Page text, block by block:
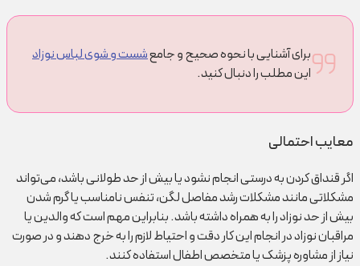
برای آشنایی با نحوه صحیح و جامعشست و شوی لباس نوزاد
این مطلب را دنبال کنید.
معایب احتمالی
اگر قنداق کردن به درستی انجام نشود یا بیش از حد طولانی باشد، می‌تواند
مشکلاتی مانند مشکلات رشد مفاصل لگن، تنفس نامناسب یا گرم شدن
بیش از حد نوزاد را به همراه داشته باشد. بنابراین مهم است که والدین یا
مراقبان نوزاد در انجام این کار دقت و احتیاط لازم را به خرج دهند و در صورت
نیاز از مشاوره پزشک یا متخصص اطفال استفاده کنند.